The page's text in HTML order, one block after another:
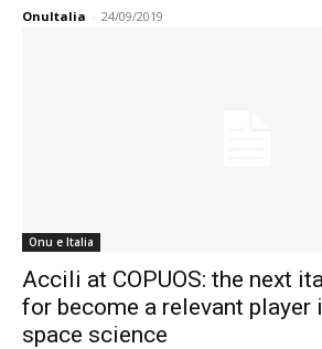
OnuItalia - 24/09/2019
Onu e Italia
Accili at COPUOS: the next
for become a relevant player
space science